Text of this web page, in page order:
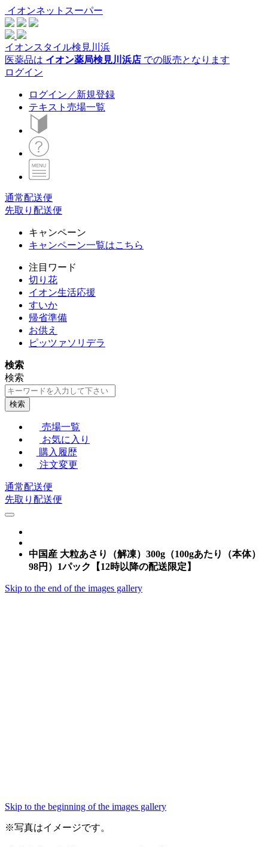
イオンネットスーパー
イオンスタイル検見川浜
医薬品は イオン薬局検見川浜店 での販売となります
ログイン
ログイン／新規登録
テキスト売場一覧
通常配送便
先取り配送便
キャンペーン
キャンペーン一覧はこちら
注目ワード
切り花
イオン生活応援
すいか
帰省準備
お供え
ピッツァソリデラ
検索
検索
検索
売場一覧
お気に入り
購入履歴
注文変更
通常配送便
先取り配送便
中国産 大粒あさり（解凍）300g（100gあたり（本体）
98円）1パック【12時以降の配送限定】
Skip to the end of the images gallery
Skip to the beginning of the images gallery
※写真はイメージです。